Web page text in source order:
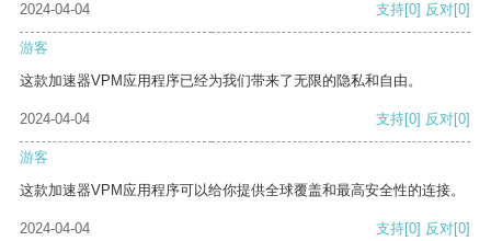
2024-04-04 支持[0] 反对[0]
游客
这款加速器VPM应用程序已经为我们带来了无限的隐私和自由。
2024-04-04 支持[0] 反对[0]
游客
这款加速器VPM应用程序可以给你提供全球覆盖和最高安全性的连接。
2024-04-04 支持[0] 反对[0]